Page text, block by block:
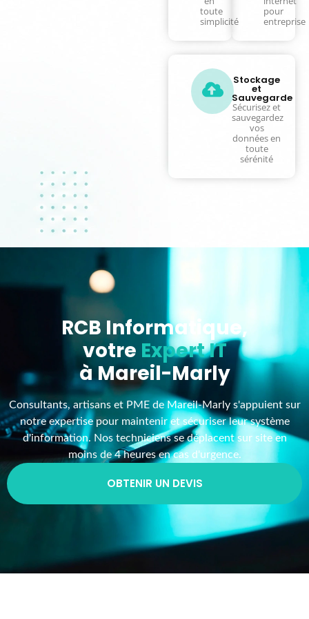
équipements
en
simplicité
et
internet
entreprise
Stockage
et
Sauvegarde
Sécurisez et
sauvegardez
vos
données en
sérénité
RCB Informatique,
votreExpert IT
à Mareil-Marly
Consultants, artisans et PME de Mareil-Marly s'appuient sur
notre expertise pour maintenir et sécuriser leur système
d'information. Nos techniciens se déplacent sur site en
OBTENIR UN DEVIS